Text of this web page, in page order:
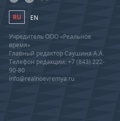
RU EN
Учредитель ООО «Реальное
время»
Главный редактор Саушина А.А.
Телефон редакции: +7 (843) 222-
90-80
info@realnoevremya.ru